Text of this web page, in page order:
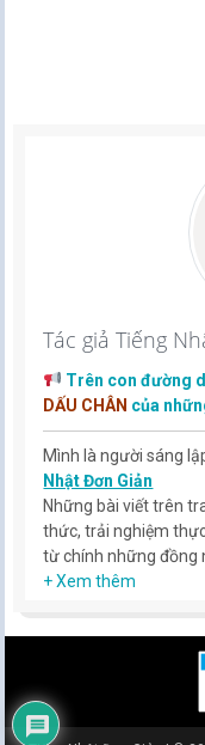
Tác giả Tiếng
Trên con đường
DẤU CHÂN của
Mình là người sáng
Nhật Đơn Giản
Những bài viết trên
thức, trải nghiệm
từ chính những đồng
Hy vọng rằng kinh
+ Xem thêm